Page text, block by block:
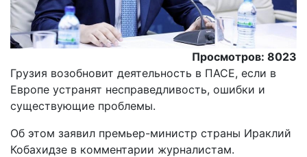
Просмотров: 8023
Грузия возобновит деятельность в ПАСЕ, если в
Европе устранят несправедливость, ошибки и
существующие проблемы.
Oб этом заявил премьер-министр страны Ираклий
Кобахидзе в комментарии журналистам.